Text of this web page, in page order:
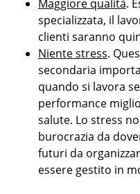
Maggiore qualità.
specializzata, il
clienti saranno
Niente stress.
secondaria
quando si lavora
performance
salute. Lo stress
burocrazia da
futuri da
essere gestito in